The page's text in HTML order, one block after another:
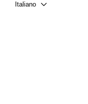
Italiano